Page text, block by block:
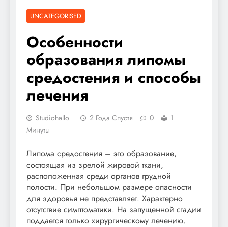
UNCATEGORISED
Особенности
образования липомы
средостения и способы
лечения
Studiohallo_ 2 Года Спустя 0
1
Минуты
Липома средостения – это образование,
состоящая из зрелой жировой ткани,
расположенная среди органов грудной
полости. При небольшом размере опасности
для здоровья не представляет. Характерно
отсутствие симптоматики. На запущенной стадии
поддается только хирургическому лечению.